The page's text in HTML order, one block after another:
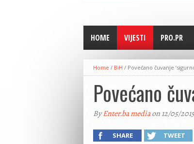
HOME VIJESTI PRO.PR
Home / BiH / Povećano čuvanje
Povećano
ByEnter.ba mediaon 12/05/2015
SHARE TWEET